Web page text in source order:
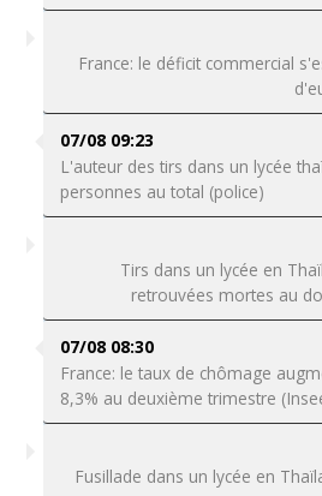
France: le déficit commercial
07/08 09:23
L'auteur des tirs dans un lycée
personnes au total (police)
Tirs dans un lycée en
retrouvées mortes au
07/08 08:30
France: le taux de chômage
8,3% au deuxième trimestre
Fusillade dans un lycée en